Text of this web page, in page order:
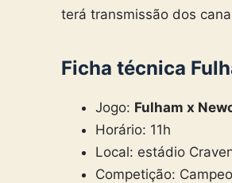
terá transmissão dos
Ficha técnica
Jogo: Fulham x
Horário: 11h
Local: estádio
Competição: